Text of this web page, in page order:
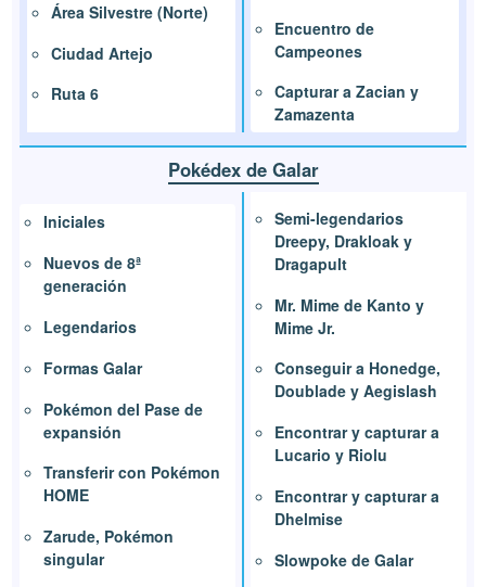
Área Silvestre (Norte)
Ciudad Artejo
Ruta 6
Encuentro de
Campeones
Capturar a Zacian y
Zamazenta
Pokédex de Galar
Iniciales
Nuevos de 8ª
generación
Legendarios
Formas Galar
Pokémon del Pase de
expansión
Transferir con Pokémon
HOME
Zarude, Pokémon
singular
Semi-legendarios
Dreepy, Drakloak y
Dragapult
Mr. Mime de Kanto y
Mime Jr.
Conseguir a Honedge,
Doublade y Aegislash
Encontrar y capturar a
Lucario y Riolu
Encontrar y capturar a
Dhelmise
Slowpoke de Galar